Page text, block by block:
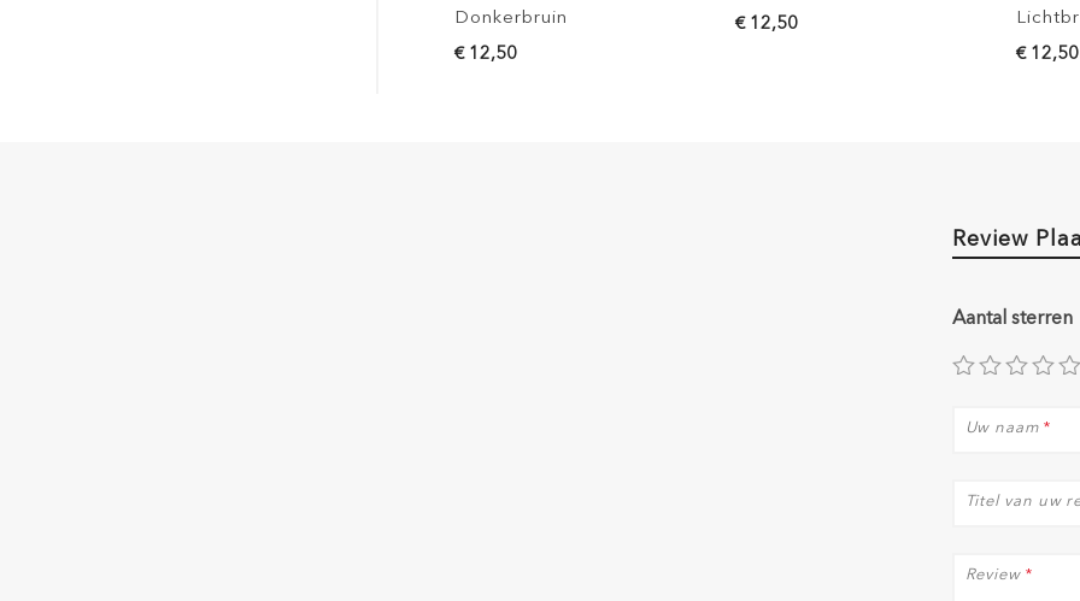
Donkerbruin
€ 12,50
€ 12,50
Lichtbruin
€ 12,50
Review
Aantal sterren
*
Uw naam
Titel van uw
*
Review